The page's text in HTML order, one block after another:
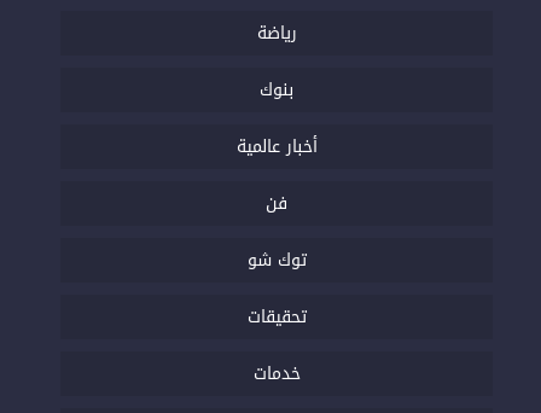
رياضة
بنوك
أخبار عالمية
فن
توك شو
تحقيقات
خدمات